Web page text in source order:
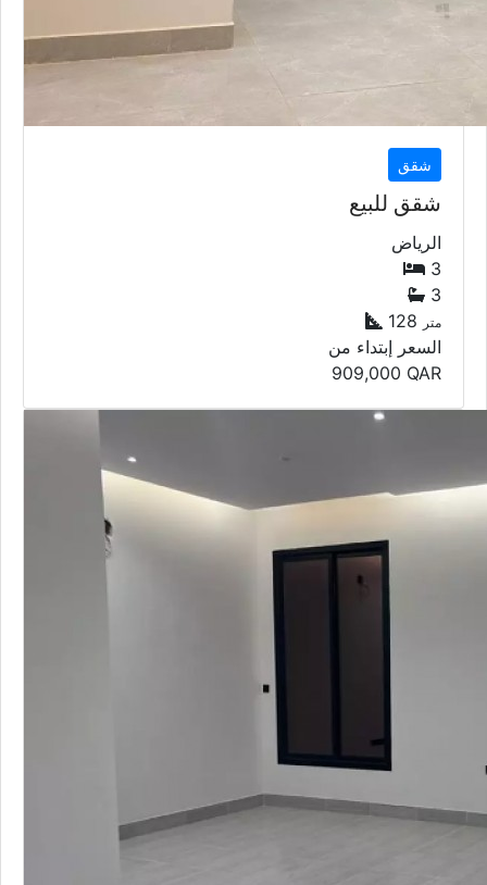
شقق
شقق للبيع
الرياض
3
3
128 متر
السعر إبتداء من
909,000 QAR